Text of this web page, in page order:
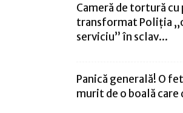
Cameră de tortură cu
transformat Poliția
serviciu” în sclav...
Panică generală! O
murit de o boală care